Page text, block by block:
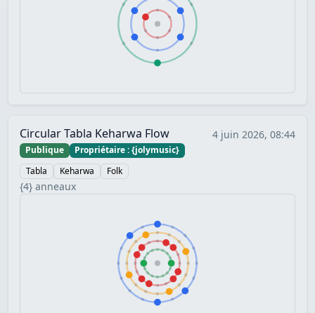
Circular Tabla Keharwa Flow
Publique
Propriétaire : {jolymusic}
Tabla
Keharwa Folk
4 juin 2026, 08:44
{4} anneaux